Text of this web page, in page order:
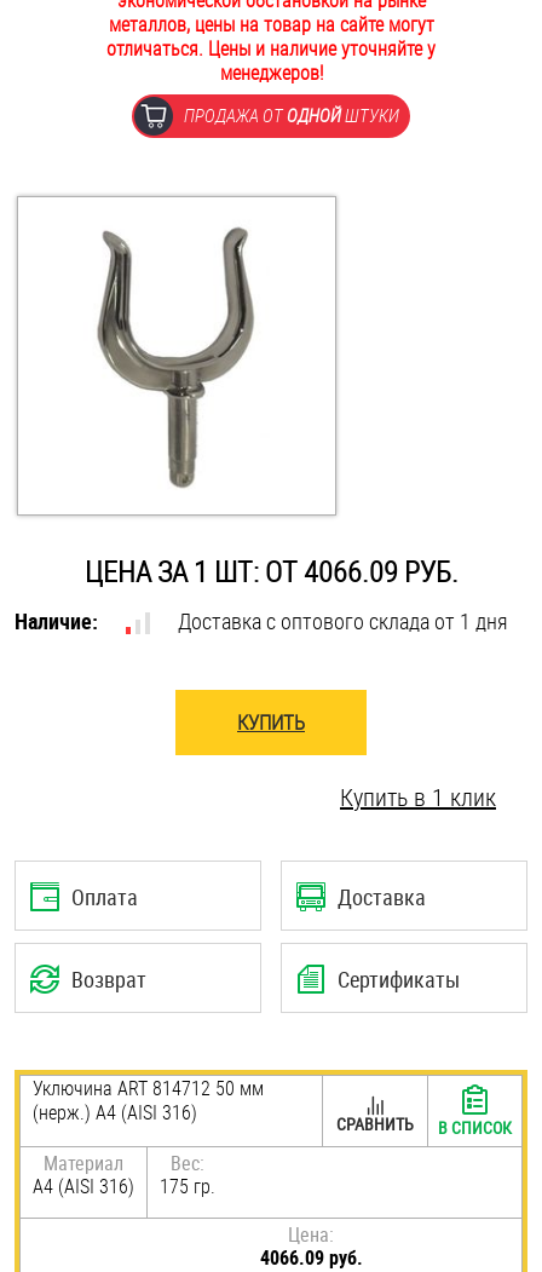
ОПЛАТА И ДОСТАВКА
Втулки
Заклепки (Гайки-Заклепки)
Инструмент
Крюки, кольца с шурупной резьбой
Оснастка и аксессуары для яхт
Саморезы и шурупы
Такелаж
Хомуты
Шайбы
Шпильки
Шплинты
Штифты и пальцы
металлов, цены на товар на сайте могут
отличаться. Цены и наличие уточняйте у
менеджеров!
ПРОДАЖА ОТОДНОЙШТУКИ
ЦЕНА ЗА 1 ШТ: ОТ 4066.09 РУБ.
Наличие: Доставка с оптового склада от 1 дня
КУПИТЬ
Купить в 1 клик
Оплата Доставка
Возврат Сертификаты
Уключина ART 814712 50 мм
(нерж.) A4 (AISI 316)
Материал
A4 (AISI 316)
Вес:
175 гр.
Цена:
4066.09 руб.
СРАВНИТЬ В СПИСОК